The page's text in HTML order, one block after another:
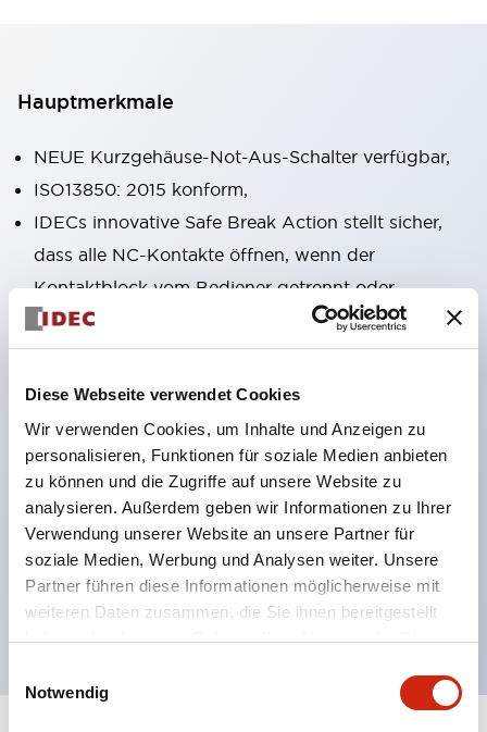
Diese Webseite verwendet Cookies
Wir verwenden Cookies, um Inhalte und Anzeigen zu
personalisieren, Funktionen für soziale Medien anbieten
zu können und die Zugriffe auf unsere Website zu
analysieren. Außerdem geben wir Informationen zu Ihrer
Verwendung unserer Website an unsere Partner für
soziale Medien, Werbung und Analysen weiter. Unsere
Partner führen diese Informationen möglicherweise mit
weiteren Daten zusammen, die Sie ihnen bereitgestellt
haben oder die sie im Rahmen Ihrer Nutzung der Dienste
Notwendig
Hauptmerkmale
NEUE Kurzgehäuse-Not-Aus-Schalter verfügbar,
ISO13850: 2015 konform,
IDECs innovative Safe Break Action stellt sicher,
dass alle NC-Kontakte öffnen, wenn der
Kontaktblock vom Bediener getrennt oder
beschädigt wird,
Pushlock-Dreh-Reset und Push-Pull-
Dualfunktionen in derselben Einheit integriert,
Direktöffnungsmechanismus (IEC60947-5-5,
IEC60947-5-1, Anhang K),
Schutzart IP65, IP67, (IEC60529) und IP69K
(ISO20653),
Löt- oder Leiterplattenanschlussoptionen,
UL NISD zugelassen, c-UL zugelassen, EN
konform